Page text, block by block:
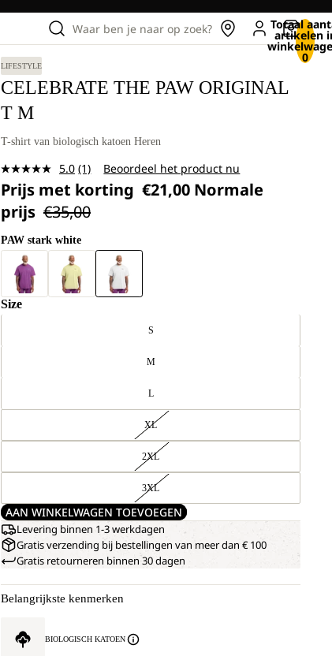
Waar ben je naar op zoek? Totaal
artikelen
0
LIFESTYLE
CELEBRATE THE PAW ORIGINAL
T M
T-shirt van biologisch katoen Heren
5.0 Lees
1
beoordeling.
Dezelfde
(1) Beoordeel het product nu
Prijs met korting €21,00 Normale
prijs €35,00
PAW stark white
Size
S
M
L
XL
2XL
3XL
AAN WINKELWAGEN TOEVOEGEN
Levering binnen 1-3 werkdagen
Gratis verzending bij bestellingen van meer dan € 100
Gratis retourneren binnen 30 dagen
Belangrijkste kenmerken
BIOLOGISCH KATOEN